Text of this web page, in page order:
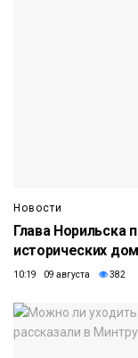
Новости
Глава Норильска
исторических
10:19 09 августа 382